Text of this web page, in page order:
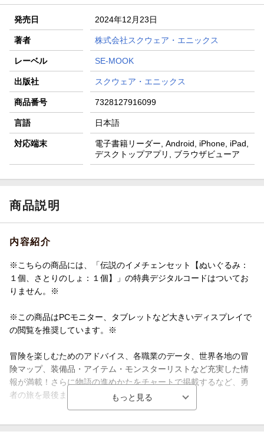
発売日 2024年12月23日
著者 株式会社スクウェア・エニックス
レーベル SE-MOOK
出版社 スクウェア・エニックス
商品番号 7328127916099
言語 日本語
対応端末
電子書籍リーダー, Android, iPhone, iPad,
デスクトップアプリ, ブラウザビューア
商品説明
内容紹介
※こちらの商品には、「伝説のイメチェンセット【ぬいぐるみ：
１個、さとりのしょ：１個】」の特典デジタルコードはついてお
りません。※
※この商品はPCモニター、タブレットなど大きいディスプレイで
の閲覧を推奨しています。※
冒険を楽しむためのアドバイス、各職業のデータ、世界各地の冒
険マップ、装備品・アイテム・モンスターリストなど充実した情
報が満載！さらに物語の進めかたをチャートで掲載するなど、勇
者の旅を最後までバックアップ！